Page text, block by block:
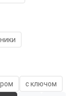
с ключом